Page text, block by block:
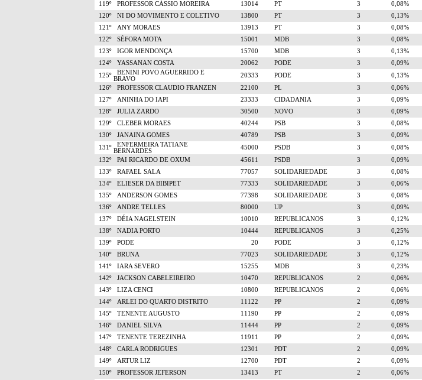
119º
PROFESSOR CÁSSIO MOREIRA 13014 PT 3 0,08%
120º
NI DO MOVIMENTO E COLETIVO 13800 PT 3 0,13%
121º
ANY MORAES 13913 PT 3 0,08%
122º
SÉFORA MOTA 15001 MDB 3 0,08%
123º
IGOR MENDONÇA 15700 MDB 3 0,13%
124º
YASSANAN COSTA 20062 PODE 3 0,09%
125º
BENINI POVO AGUERRIDO E
BRAVO
20333 PODE 3 0,13%
126º
PROFESSOR CLAUDIO FRANZEN 22100 PL 3 0,06%
127º
ANINHA DO IAPI 23333 CIDADANIA 3 0,09%
128º
JULIA ZARDO 30500 NOVO 3 0,09%
129º
CLEBER MORAES 40244 PSB 3 0,08%
130º
JANAINA GOMES 40789 PSB 3 0,09%
131º
ENFERMEIRA TATIANE
BERNARDES
45000 PSDB 3 0,08%
132º
PAI RICARDO DE OXUM 45611 PSDB 3 0,09%
133º
RAFAEL SALA 77057 SOLIDARIEDADE 3 0,08%
134º
ELIESER DA BIBIPET 77333 SOLIDARIEDADE 3 0,06%
135º
ANDERSON GOMES 77398 SOLIDARIEDADE 3 0,08%
136º
ANDRE TELLES 80000 UP 3 0,09%
137º
DÉIA NAGELSTEIN 10010 REPUBLICANOS 3 0,12%
138º
NADIA PORTO 10444 REPUBLICANOS 3 0,25%
139º
PODE 20 PODE 3 0,12%
140º
BRUNA 77023 SOLIDARIEDADE 3 0,12%
141º
IARA SEVERO 15255 MDB 3 0,23%
142º
JACKSON CABELEIREIRO 10470 REPUBLICANOS 2 0,06%
143º
LIZA CENCI 10800 REPUBLICANOS 2 0,06%
144º
ARLEI DO QUARTO DISTRITO 11122 PP 2 0,09%
145º
TENENTE AUGUSTO 11190 PP 2 0,09%
146º
DANIEL SILVA 11444 PP 2 0,09%
147º
TENENTE TEREZINHA 11911 PP 2 0,09%
148º
CARLA RODRIGUES 12301 PDT 2 0,09%
149º
ARTUR LIZ 12700 PDT 2 0,09%
150º
PROFESSOR JEFERSON 13413 PT 2 0,06%